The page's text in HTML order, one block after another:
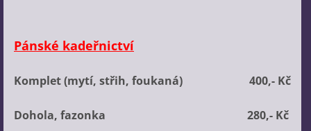
Pánské kadeřnictví
Komplet (mytí, střih, foukaná) 400,- Kč
Dohola, fazonka 280,- Kč